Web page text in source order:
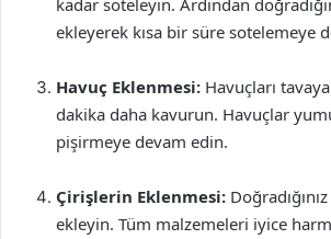
kadar soteleyin. Ardından
ekleyerek kısa bir süre sotelemeye
Havuç Eklenmesi: Havuçları
dakika daha kavurun. Havuçlar
pişirmeye devam edin.
Çirişlerin Eklenmesi:
ekleyin. Tüm malzemeleri iyice